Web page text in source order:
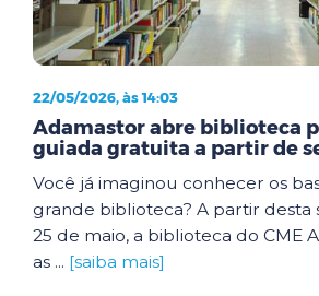
22/05/2026, às 14:03
Adamastor abre biblioteca
guiada gratuita a partir de
Você já imaginou conhecer os
grande biblioteca? A partir desta
25 de maio, a biblioteca do CME
as ... [saiba mais]